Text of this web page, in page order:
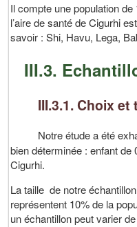
Il compte une population
l’aire de santé de Cigurhi
savoir : Shi, Havu, Lega,
III.3.
III.3.1. Choix
Notre étude a été
bien déterminée : enfant de
Cigurhi.
La taille de notre
représentent 10% de la
un échantillon peut varier